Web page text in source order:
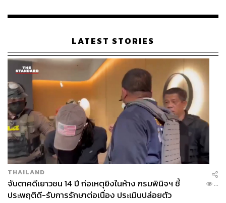
เรือนไทยที่ถูกซุกไว้
LATEST STORIES
THAILAND
จับตาคดีเยาวชน 14 ปี ก่อเหตุยิงในห้าง กรมพินิจฯ ชี้
ประพฤติดี-รับการรักษาต่อเนื่อง ประเมินปล่อยตัว
...